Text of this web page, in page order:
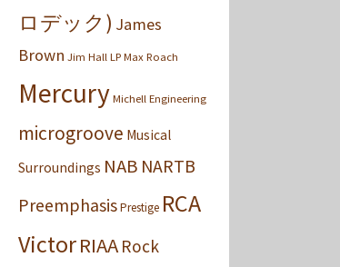
ロデック) James
Brown Jim Hall LP Max Roach
Mercury Michell Engineering
microgroove Musical
Surroundings NAB NARTB
PreemphasisPrestige RCA
VictorRIAA Rock